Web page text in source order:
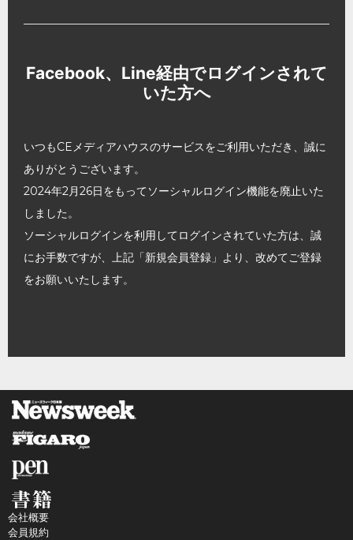
Facebook、Line経由でログインされて
いた方へ
いつもCEメディアハウスのサービスをご利用いただき、誠に
ありがとうございます。
2024年2月26日をもってソーシャルログイン機能を廃止いた
しました。
ソーシャルログインを利用してログインされていた方は、誠
にお手数ですが、上記「新規会員登録」より、改めてご登録
をお願いいたします。
会社概要
会員規約